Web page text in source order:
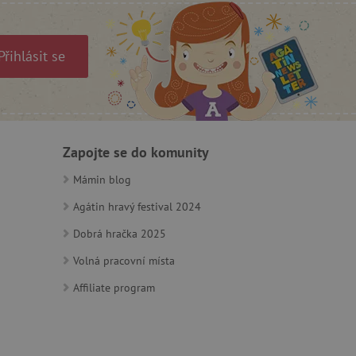
se
Zapojte se do komunity
Mámin blog
Agátin hravý festival 2024
Dobrá hračka 2025
Volná pracovní místa
Affiliate program
identifikaci zařízení,
sledovala používání
jak si webové stránky
vhodné reklamy.
stránkách.
k optimalizaci